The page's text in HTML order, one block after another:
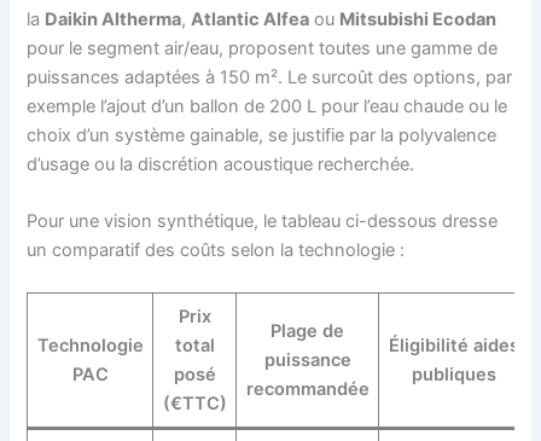
la Daikin Altherma, Atlantic Alfea ou Mitsubishi Ecodan
pour le segment air/eau, proposent toutes une gamme de
puissances adaptées à 150 m². Le surcoût des options, par
exemple l’ajout d’un ballon de 200 L pour l’eau chaude ou le
choix d’un système gainable, se justifie par la polyvalence
d’usage ou la discrétion acoustique recherchée.
Pour une vision synthétique, le tableau ci-dessous dresse
un comparatif des coûts selon la technologie :
Technologie
PAC
Prix
total
posé
(€TTC)
Plage de
puissance
recommandée
Éligibilité aides
publiques